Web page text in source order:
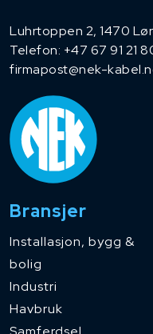
Luhrtoppen 2, 1470
Telefon: +47 67 91 21
firmapost@nek-
Bransjer
Installasjon, bygg &
bolig
Industri
Havbruk